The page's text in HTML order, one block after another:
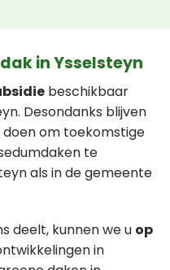
in Ysselsteyn
beschikbaar
Desondanks blijven
om toekomstige
te
als in de gemeente
deelt, kunnen we u op
in